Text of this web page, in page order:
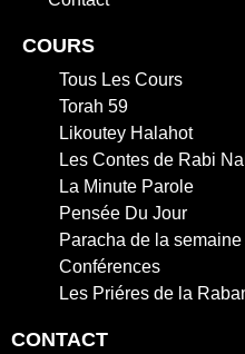
COURS
Tous Les Cours
Torah 59
Likoutey Halahot
Les Contes de Rabi
La Minute Parole
Pensée Du Jour
Paracha de la semaine
Conférences
Les Priéres de la
CONTACT